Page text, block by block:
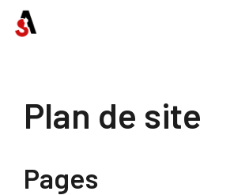
Plan de site
Pages